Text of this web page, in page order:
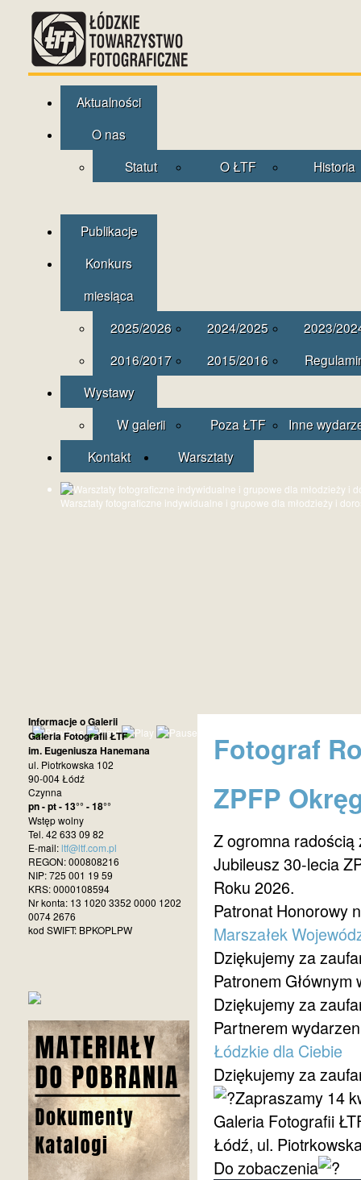
Aktualności
O nas
Statut
O ŁTF Historia
Publikacje
Konkurs
miesiąca
2025/2026
2024/2025
2023/
2016/2017
2015/2016
Wystawy
W galerii
Poza ŁTF
Inne
Kontakt
Warsztaty
Warsztaty fotograficzne indywidualne i grupowe dla młodzieży i
Fotograf
ZPFP
Z ogromna
Jubileusz 30-lecia
Roku 2026.
Patronat Honorowy
Marszałek
Dziękujemy za
Patronem
Dziękujemy za
Partnerem
Łódzkie dla Ciebie
Dziękujemy za
Zapraszamy 14
Galeria Fotografii
Łódź, ul.
Do zobaczenia
Informacje o Galerii
Galeria Fotografii ŁTF
im. Eugeniusza Hanemana
ul. Piotrkowska 102
90-004 Łódź
Czynna
pn - pt - 13°° - 18°°
Wstęp wolny
Tel. 42 633 09 82
E-mail:ltf@ltf.com.pl
REGON: 000808216
NIP: 725 001 19 59
KRS: 0000108594
Nr konta: 13 1020 3352 0000 1202
0074 2676
kod SWIFT: BPKOPLPW